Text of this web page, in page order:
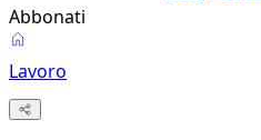
Abbonati
Lavoro